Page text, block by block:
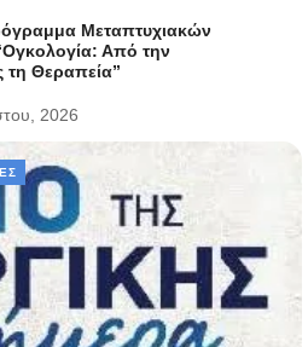
Μεταπτυχιακών
Από την
τη Θεραπεία”
2026